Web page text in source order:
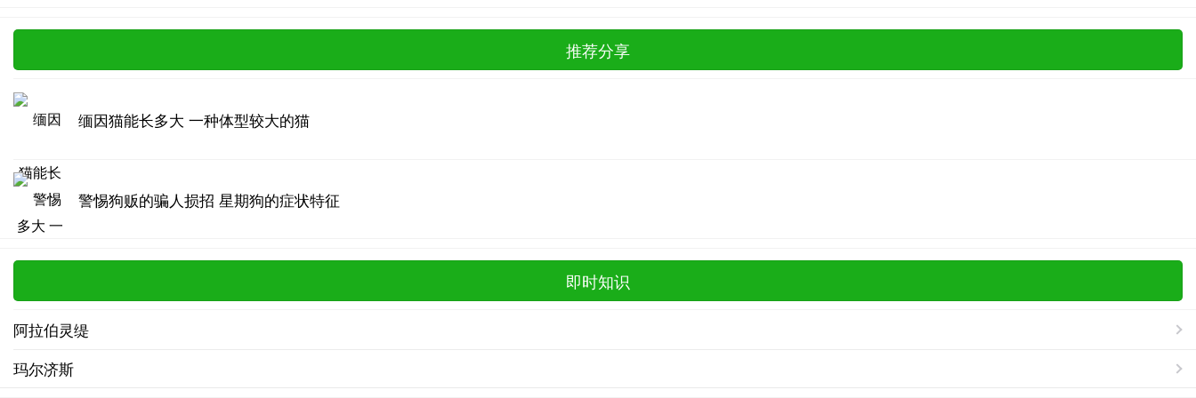
推荐分享
缅因猫能长多大 一种体型较大的猫
警惕狗贩的骗人损招 星期狗的症状特征
即时知识
阿拉伯灵缇
玛尔济斯